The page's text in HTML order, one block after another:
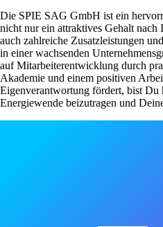
Die SPIE SAG GmbH ist ein
nicht nur ein attraktives Gehalt
auch zahlreiche Zusatzleistungen
in einer wachsenden
auf Mitarbeiterentwicklung durch
Akademie und einem positiven
Eigenverantwortung fördert, bist
Energiewende beizutragen und